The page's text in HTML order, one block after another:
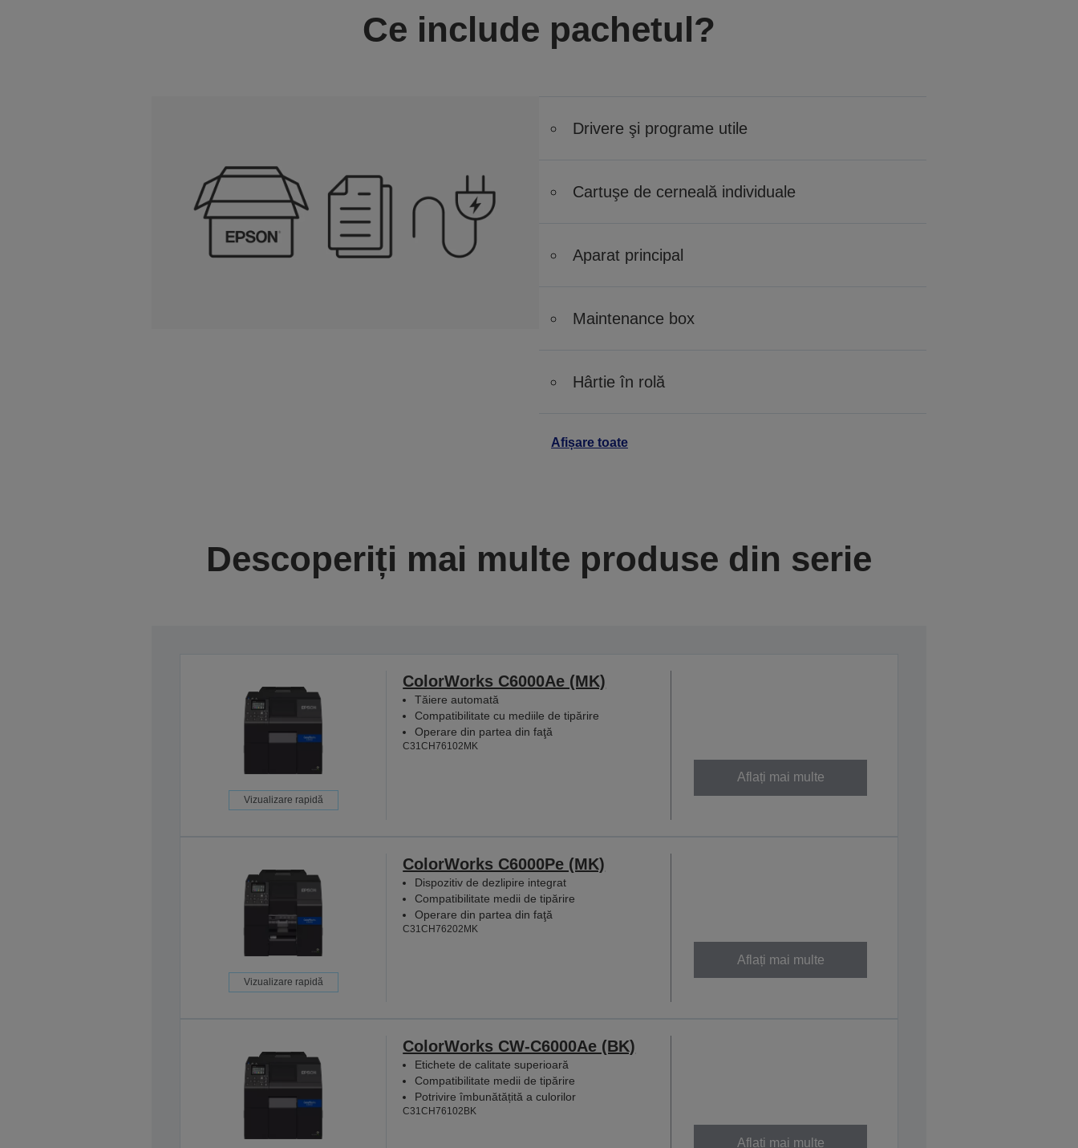
Ce include pachetul?
Drivere şi programe utile
Cartuşe de cerneală individuale
Aparat principal
Maintenance box
Hârtie în rolă
Afișare toate
Descoperiți mai multe produse din serie
Vizualizare rapidă
ColorWorks C6000Ae (MK)
Tăiere automată
Compatibilitate cu mediile de tipărire
Operare din partea din faţă
C31CH76102MK
Aflați mai multe
Vizualizare rapidă
ColorWorks C6000Pe (MK)
Dispozitiv de dezlipire integrat
Compatibilitate medii de tipărire
Operare din partea din faţă
C31CH76202MK
Aflați mai multe
ColorWorks CW-C6000Ae (BK)
Etichete de calitate superioară
Compatibilitate medii de tipărire
Potrivire îmbunătățită a culorilor
C31CH76102BK
Aflați mai multe